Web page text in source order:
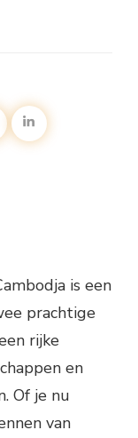
is een
prachtige
rijke
en
Of je nu
van